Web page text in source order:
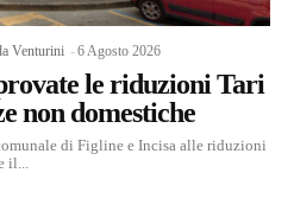
Venturini -6 Agosto 2026
le riduzioni Tari
non domestiche
di Figline e Incisa alle riduzioni